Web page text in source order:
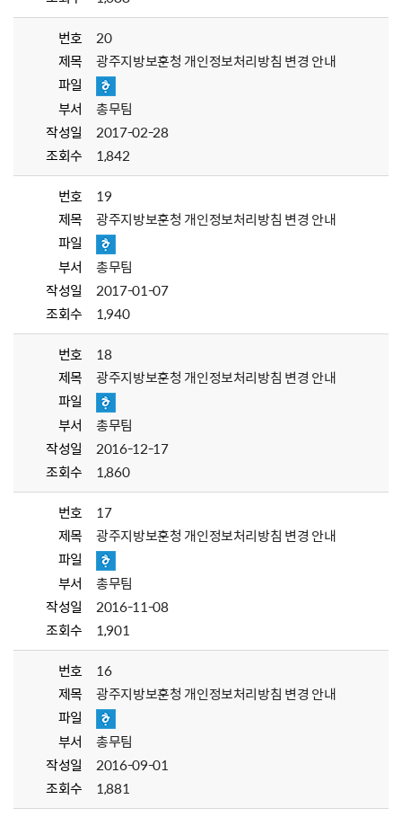
번호
20
제목
광주지방보훈청 개인정보처리방침 변경 안내
파일
부서
총무팀
작성일
2017-02-28
조회수
1,842
번호
19
제목
광주지방보훈청 개인정보처리방침 변경 안내
파일
부서
총무팀
작성일
2017-01-07
조회수
1,940
번호
18
제목
광주지방보훈청 개인정보처리방침 변경 안내
파일
부서
총무팀
작성일
2016-12-17
조회수
1,860
번호
17
제목
광주지방보훈청 개인정보처리방침 변경 안내
파일
부서
총무팀
작성일
2016-11-08
조회수
1,901
번호
16
제목
광주지방보훈청 개인정보처리방침 변경 안내
파일
부서
총무팀
작성일
2016-09-01
조회수
1,881